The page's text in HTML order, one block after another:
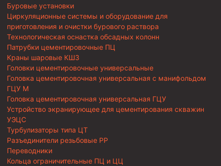
Буровые установки
Циркуляционные системы и оборудование для
приготовления и очистки бурового раствора
Технологическая оснастка обсадных колонн
Патрубки цементировочные ПЦ
Краны шаровые КШЗ
Головки цементировочные универсальные
Головка цементировочная универсальная с манифольдом
ГЦУ М
Головка цементировочная универсальная ГЦУ
Устройство экранирующее для цементирования скважин
УЭЦС
Турбулизаторы типа ЦТ
Разъединители резьбовые РР
Переводники
Кольца ограничительные ПЦ и ЦЦ